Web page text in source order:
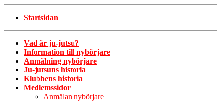
Startsidan
Vad är ju-jutsu?
Information till nybörjare
Anmälning nybörjare
Ju-jutsuns historia
Klubbens historia
Medlemssidor
Anmälan nybörjare